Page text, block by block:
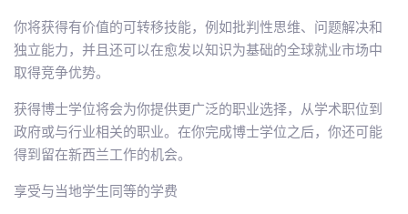
你将获得有价值的可转移技能，例如批判性思维、问题解决和
独立能力，并且还可以在愈发以知识为基础的全球就业市场中
取得竞争优势。
获得博士学位将会为你提供更广泛的职业选择，从学术职位到
政府或与行业相关的职业。在你完成博士学位之后，你还可能
得到留在新西兰工作的机会。
享受与当地学生同等的学费